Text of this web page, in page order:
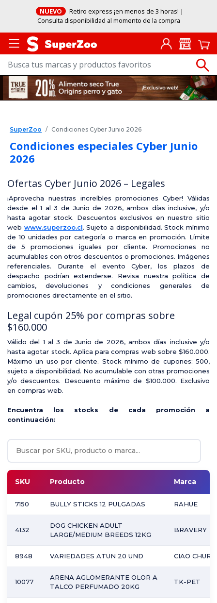
NUEVO
Retiro express ¡en menos de 3 horas! |
Consulta disponibilidad al momento de la compra
SuperZoo Condiciones Cyber Junio 2026
Condiciones especiales Cyber Junio
2026
Ofertas Cyber Junio 2026 – Legales
¡Aprovecha nuestras increíbles promociones Cyber! Válidas
desde el 1 al 3 de Junio de 2026, ambos días inclusive, y/o
hasta agotar stock. Descuentos exclusivos en nuestro sitio
web www.superzoo.cl. Sujeto a disponibilidad. Stock mínimo
de 10 unidades por categoría o marca en promoción. Límite
de 5 promociones iguales por cliente. Promociones no
acumulables con otros descuentos o promociones. Imágenes
referenciales. Durante el evento Cyber, los plazos de
despacho podrían extenderse. Revisa nuestra política de
cambios, devoluciones y condiciones generales de
promociones directamente en el sitio.
Legal cupón 25% por compras sobre
$160.000
Válido del 1 al 3 de Junio de 2026, ambos días inclusive y/o
hasta agotar stock. Aplica para compras web sobre $160.000.
Máximo un uso por cliente. Stock mínimo de cupones: 500,
sujeto a disponibilidad. No acumulable con otras promociones
y/o descuentos. Descuento máximo de $100.000. Exclusivo
en compras web.
Encuentra los stocks de cada promoción a
continuación:
SKU Producto Marca
7150 BULLY STICKS 12 PULGADAS RAHUE
4132
DOG CHICKEN ADULT
LARGE/MEDIUM BREEDS 12KG
BRAVERY
8948 VARIEDADES ATUN 20 UND CIAO CHURU
10077
ARENA AGLOMERANTE OLOR A
TALCO PERFUMADO 20KG
TK-PET